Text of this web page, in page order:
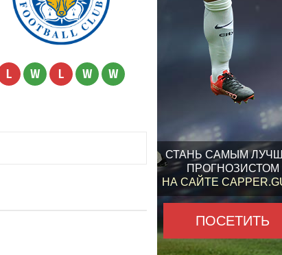
СТАНЬ САМЫМ
ПРОГНОЗИСТОМ
НА САЙТЕ
ПОСЕТИТЬ
L W L W W